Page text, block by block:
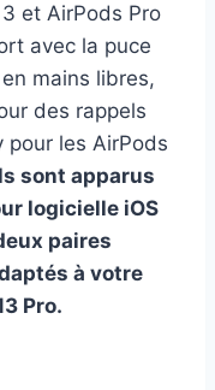
et AirPods Pro
avec la puce
en mains libres,
des rappels
pour les AirPods
sont apparus
logicielle iOS
paires
à votre
Pro.